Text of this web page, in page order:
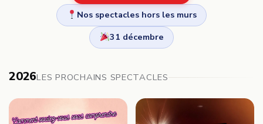
Nos spectacles hors les murs
31 décembre
2026LES PROCHAINS SPECTACLES